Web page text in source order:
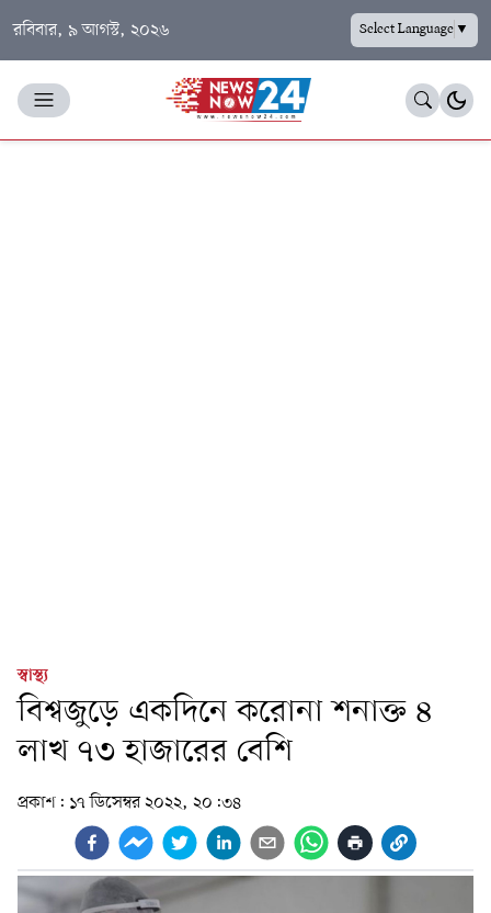
রবিবার, ৯ আগস্ট, ২০২৬ Select Language▼
স্বাস্থ্য
বিশ্বজুড়ে একদিনে করোনা শনাক্ত ৪
লাখ ৭৩ হাজারের বেশি
প্রকাশ: ১৭ ডিসেম্বর ২০২২, ২০:৩৪